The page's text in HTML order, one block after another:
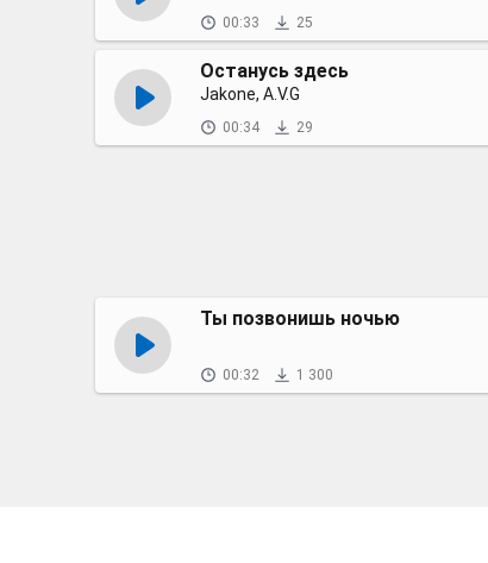
00:33 25
Останусь здесь
Jakone, A.V.G
00:34 29
Ты позвонишь ночью
00:32 1 300